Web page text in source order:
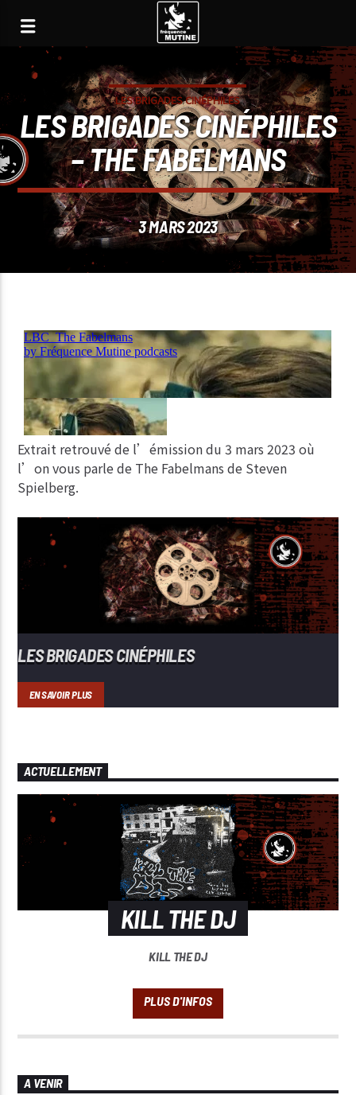
LES BRIGADES CINÉPHILES
LES BRIGADES CINÉPHILES
– THE FABELMANS
3 MARS 2023
Extrait retrouvé de l’émission du 3 mars 2023 où
l’on vous parle de The Fabelmans de Steven
Spielberg.
LES BRIGADES CINÉPHILES
EN SAVOIR PLUS
ACTUELLEMENT
KILL THE DJ
KILL THE DJ
A VENIR